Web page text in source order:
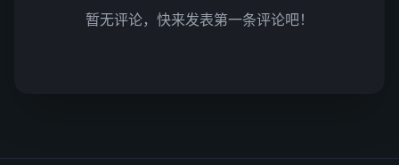
暂无评论，快来发表第一条评论吧！